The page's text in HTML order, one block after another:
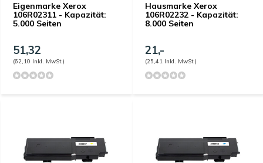
Eigenmarke Xerox
106R02311 - Kapazität:
5.000 Seiten
51,32
(62,10 Inkl. MwSt.)
Hausmarke Xerox
106R02232 - Kapazität:
8.000 Seiten
21,-
(25,41 Inkl. MwSt.)